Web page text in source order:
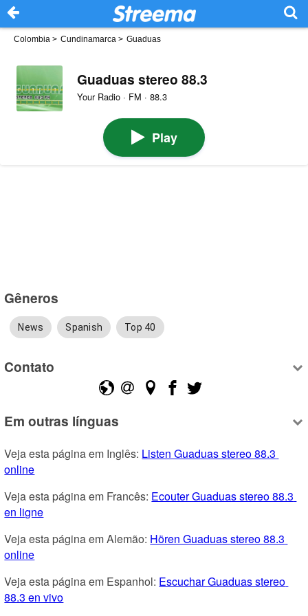
Colombia > Cundinamarca > Guaduas
Guaduas stereo 88.3
Your Radio · FM · 88.3
Play
Gêneros
News Spanish Top 40
Contato
Em outras línguas
Veja esta página em Inglês: Listen Guaduas stereo 88.3
online
Veja esta página em Francês: Ecouter Guaduas stereo 88.3
en ligne
Veja esta página em Alemão: Hören Guaduas stereo 88.3
online
Veja esta página em Espanhol: Escuchar Guaduas stereo
88.3 en vivo